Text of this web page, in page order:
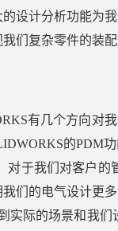
设计分析功能
们复杂零件的装
有几个方向
的PDM
于我们对客户
们的电气设计
际的场景和我